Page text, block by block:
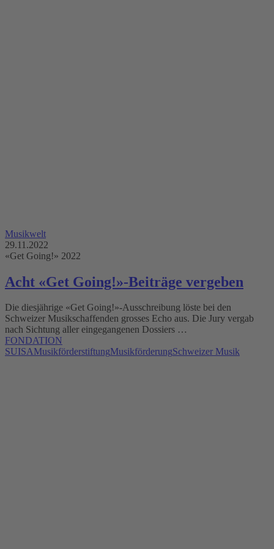
Musikwelt
29.11.2022
«Get Going!» 2022
Acht «Get Going!»-Beiträge vergeben
Die diesjährige «Get Going!»-Ausschreibung löste bei den
Schweizer Musikschaffenden grosses Echo aus. Die Jury vergab
nach Sichtung aller eingegangenen Dossiers …
FONDATION
SUISAMusikförderstiftungMusikförderungSchweizer Musik